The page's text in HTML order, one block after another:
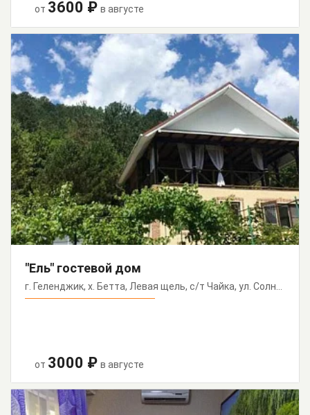
от 3600 ₽ в августе
"Ель" гостевой дом
от 3000 ₽ в августе